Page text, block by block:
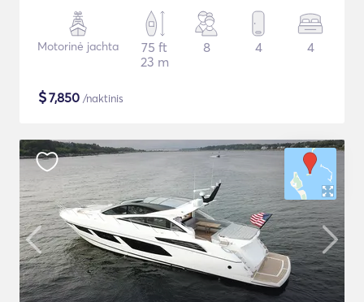
Motorinė jachta
75 ft
23 m
8 4 4
$7,850 /naktinis